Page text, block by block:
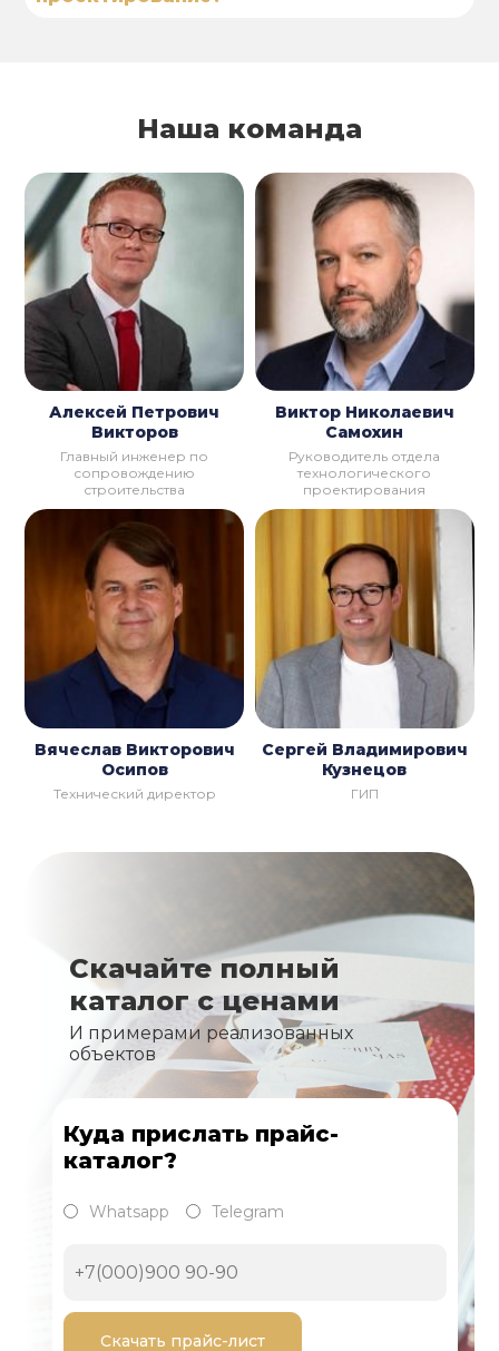
Наша команда
Алексей Петрович
Викторов
Главный инженер по
сопровождению
строительства
Виктор Николаевич
Самохин
Руководитель отдела
технологического
проектирования
Вячеслав Викторович
Осипов
Технический директор
Сергей Владимирович
Кузнецов
ГИП
Скачайте полный
каталог с ценами
И примерами реализованных
объектов
Куда прислать прайс-
каталог?
Whatsapp Telegram